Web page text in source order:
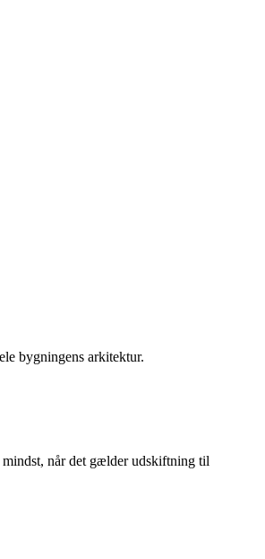
bygningens arkitektur.
når det gælder udskiftning til